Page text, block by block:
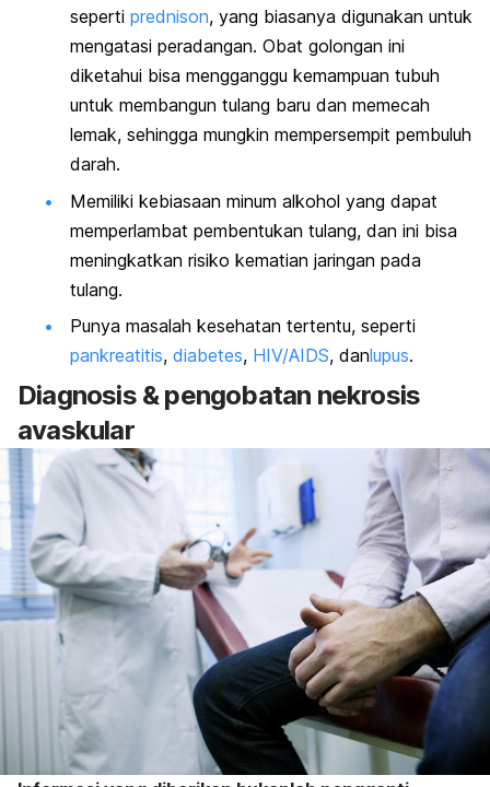
seperti prednison, yang biasanya digunakan untuk
mengatasi peradangan. Obat golongan ini
diketahui bisa mengganggu kemampuan tubuh
untuk membangun tulang baru dan memecah
lemak, sehingga mungkin mempersempit pembuluh
darah.
Memiliki kebiasaan minum alkohol yang dapat
memperlambat pembentukan tulang, dan ini bisa
meningkatkan risiko kematian jaringan pada
tulang.
Punya masalah kesehatan tertentu, seperti
pankreatitis, diabetes, HIV/AIDS, danlupus.
Diagnosis & pengobatan nekrosis
avaskular